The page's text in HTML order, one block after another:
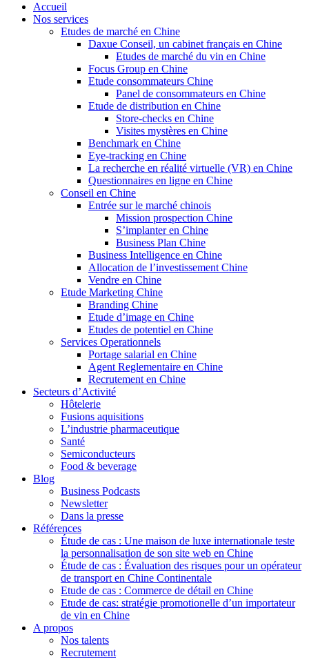
Accueil
Nos services
Etudes de marché en Chine
Daxue Conseil, un cabinet français en Chine
Etudes de marché du vin en Chine
Focus Group en Chine
Etude consommateurs Chine
Panel de consommateurs en Chine
Etude de distribution en Chine
Store-checks en Chine
Visites mystères en Chine
Benchmark en Chine
Eye-tracking en Chine
La recherche en réalité virtuelle (VR) en Chine
Questionnaires en ligne en Chine
Conseil en Chine
Entrée sur le marché chinois
Mission prospection Chine
S’implanter en Chine
Business Plan Chine
Business Intelligence en Chine
Allocation de l’investissement Chine
Vendre en Chine
Etude Marketing Chine
Branding Chine
Etude d’image en Chine
Etudes de potentiel en Chine
Services Operationnels
Portage salarial en Chine
Agent Reglementaire en Chine
Recrutement en Chine
Secteurs d’Activité
Hôtelerie
Fusions aquisitions
L’industrie pharmaceutique
Santé
Semiconducteurs
Food & beverage
Blog
Business Podcasts
Newsletter
Dans la presse
Références
Étude de cas : Une maison de luxe internationale teste
la personnalisation de son site web en Chine
Étude de cas : Évaluation des risques pour un opérateur
de transport en Chine Continentale
Etude de cas : Commerce de détail en Chine
Etude de cas: stratégie promotionelle d’un importateur
de vin en Chine
A propos
Nos talents
Recrutement